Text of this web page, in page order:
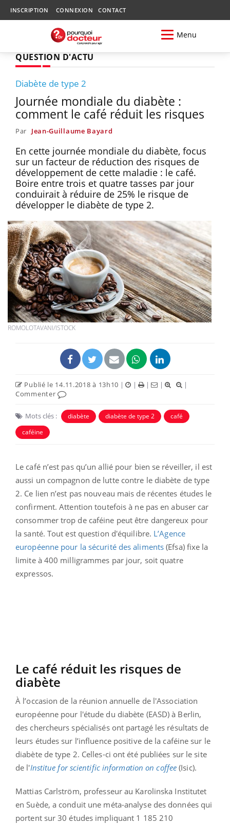
INSCRIPTION CONNEXION CONTACT
Menu
QUESTION D'ACTU
Diabète de type 2
Journée mondiale du diabète :
comment le café réduit les risques
Par Jean-Guillaume Bayard
En cette journée mondiale du diabète, focus
sur un facteur de réduction des risques de
développement de cette maladie : le café.
Boire entre trois et quatre tasses par jour
conduirait à réduire de 25% le risque de
développer le diabète de type 2.
ROMOLOTAVANI/ISTOCK
Publié le 14.11.2018 à 13h10 | | | |
|
Commenter
Mots clés : diabète diabète de type 2
café
caféine
Le café n’est pas qu’un allié pour bien se réveiller, il est
aussi un compagnon de lutte contre le diabète de type
2. Ce lien n’est pas nouveau mais de récentes études le
confirment. Attention toutefois à ne pas en abuser car
consommer trop de caféine peut être dangereux pour
la santé. Tout est question d'équilibre. L’Agence
européenne pour la sécurité des aliments (Efsa) fixe la
limite à 400 milligrammes par jour, soit quatre
expressos.
Le café réduit les risques de
diabète
À l’occasion de la réunion annuelle de l'Association
européenne pour l'étude du diabète (EASD) à Berlin,
des chercheurs spécialisés ont partagé les résultats de
leurs études sur l’influence positive de la caféine sur le
diabète de type 2. Celles-ci ont été publiées sur le site
de l'Institue for scientific information on coffee (Isic).
Mattias Carlström, professeur au Karolinska Institutet
en Suède, a conduit une méta-analyse des données qui
portent sur 30 études impliquant 1 185 210